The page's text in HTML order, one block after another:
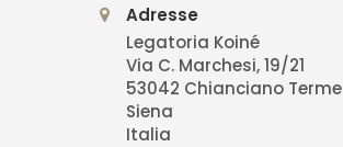
Adresse
Legatoria Koiné
Via C. Marchesi, 19/21
53042 Chianciano Terme
Siena
Italia